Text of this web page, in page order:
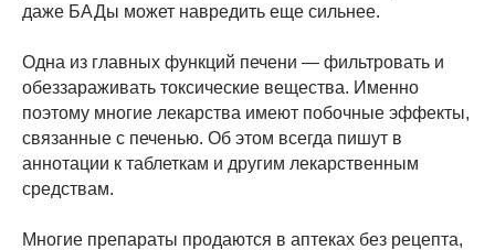
даже БАДы может навредить еще сильнее.
Одна из главных функций печени — фильтровать и
обеззараживать токсические вещества. Именно
поэтому многие лекарства имеют побочные эффекты,
связанные с печенью. Об этом всегда пишут в
аннотации к таблеткам и другим лекарственным
средствам.
Многие препараты продаются в аптеках без рецепта,